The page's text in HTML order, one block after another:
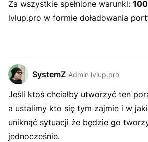
Za wszystkie spełnione warunki:
lvlup.pro w formie doładowania
SystemZ Admin lvlup.pro
Jeśli ktoś chciałby utworzyć ten
a ustalimy kto się tym zajmie i w
uniknąć sytuacji że będzie go
jednocześnie.